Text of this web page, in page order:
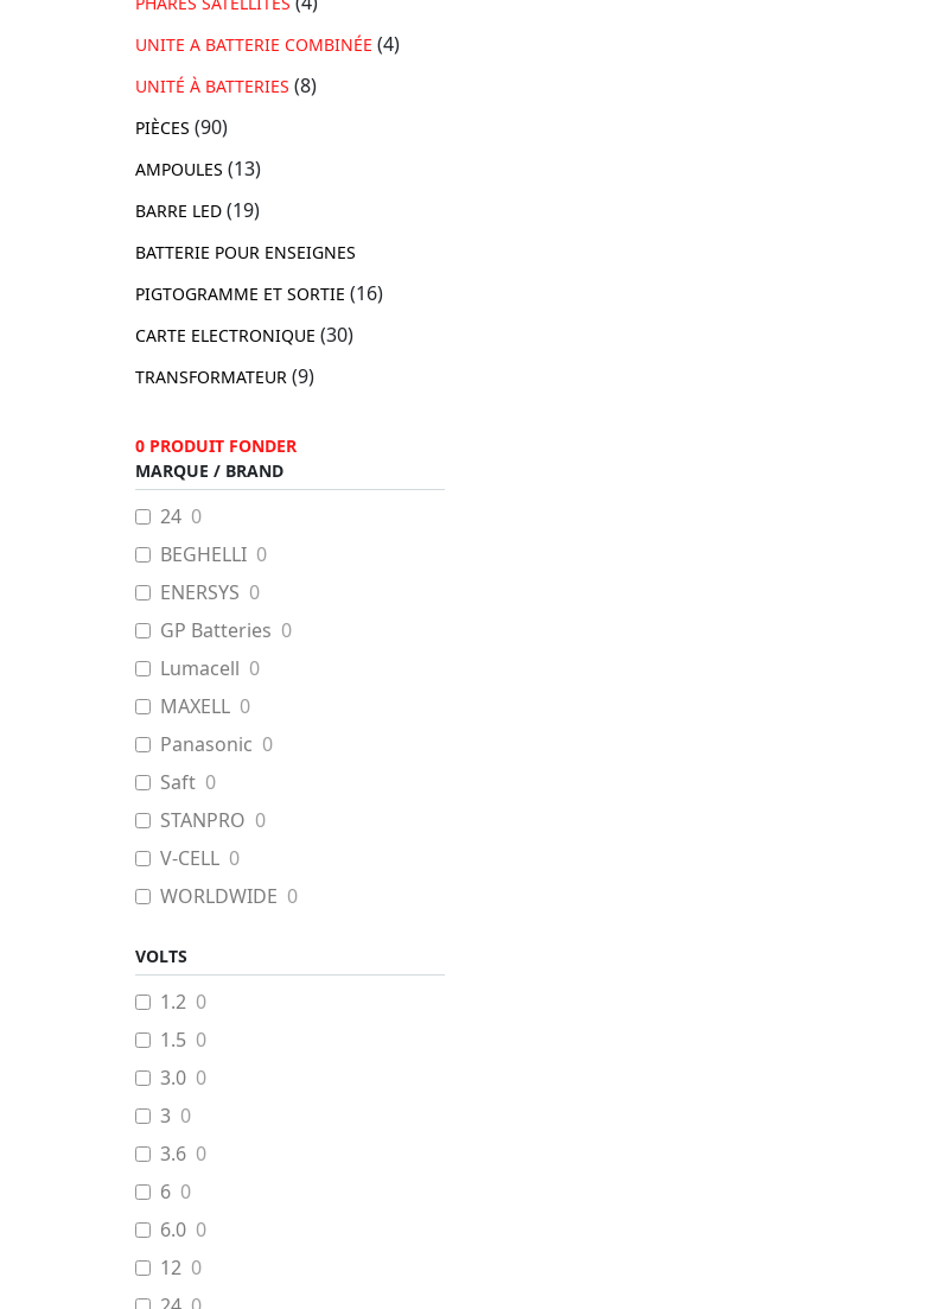
UNITE A BATTERIE COMBINÉE (4)
UNITÉ À BATTERIES (8)
PIÈCES (90)
AMPOULES (13)
BARRE LED (19)
BATTERIE POUR ENSEIGNES
PIGTOGRAMME ET SORTIE (16)
CARTE ELECTRONIQUE (30)
TRANSFORMATEUR (9)
0 PRODUIT FONDER
MARQUE / BRAND
24 0
BEGHELLI 0
ENERSYS 0
GP Batteries 0
Lumacell 0
MAXELL 0
Panasonic 0
Saft 0
STANPRO 0
V-CELL 0
WORLDWIDE 0
VOLTS
1.2 0
1.5 0
3.0 0
3 0
3.6 0
6 0
6.0 0
12 0